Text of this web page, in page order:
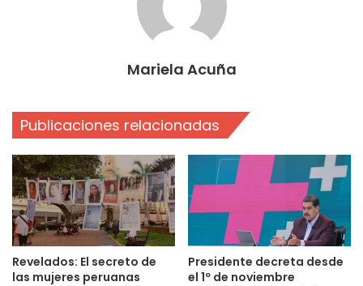
Mariela Acuña
Publicaciones relacionadas
Revelados: El secreto de
las mujeres peruanas
Presidente decreta desde
el 1º de noviembre